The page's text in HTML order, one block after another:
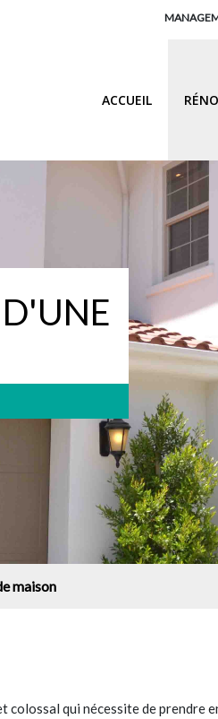
ACCUEIL
maison
colossal qui nécessite de prendre